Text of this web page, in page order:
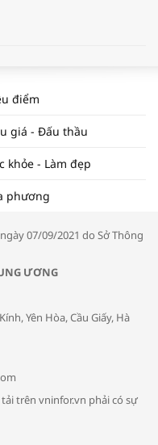
VÀ NĂM 2025 | NHỊP
#62
tiến thương mại: Khơi
phòng tránh bệnh
trong thời tiết giao mùa
cho em
điểm
giá - Đấu thầu
khỏe - Làm đẹp
phương
07/09/2021 do Sở Thông
ƯƠNG
Yên Hòa, Cầu Giấy, Hà
trên vninfor.vn phải có sự